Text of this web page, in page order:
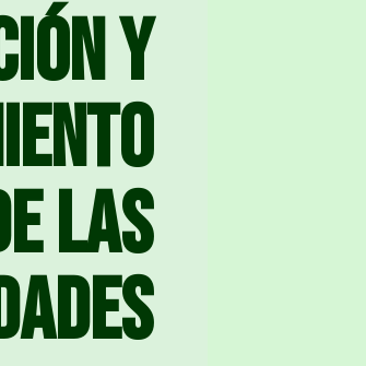
y
las